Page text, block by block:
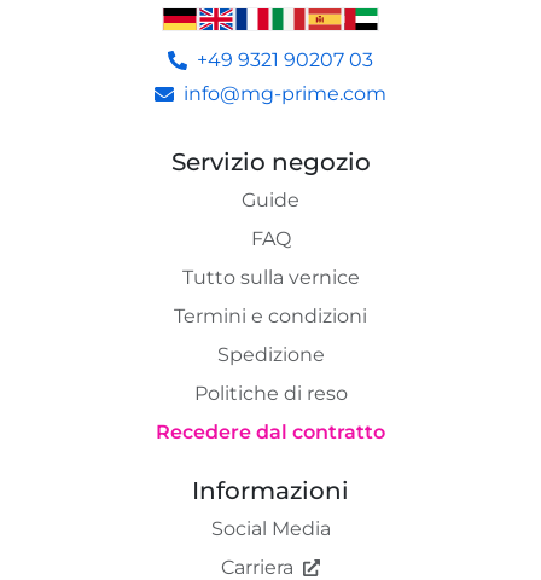
+49 9321 90207 03
info@mg-prime.com
Servizio negozio
Guide
FAQ
Tutto sulla vernice
Termini e condizioni
Spedizione
Politiche di reso
Recedere dal contratto
Informazioni
Social Media
Carriera